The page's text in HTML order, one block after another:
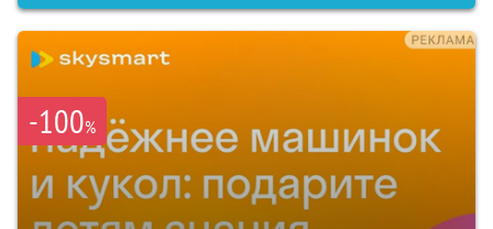
-100%